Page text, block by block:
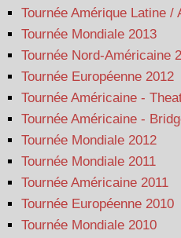
Tournée Amérique Latine /
Tournée Mondiale 2013
Tournée Nord-Américaine
Tournée Européenne 2012
Tournée Américaine -
Tournée Américaine -
Tournée Mondiale 2012
Tournée Mondiale 2011
Tournée Américaine 2011
Tournée Européenne 2010
Tournée Mondiale 2010